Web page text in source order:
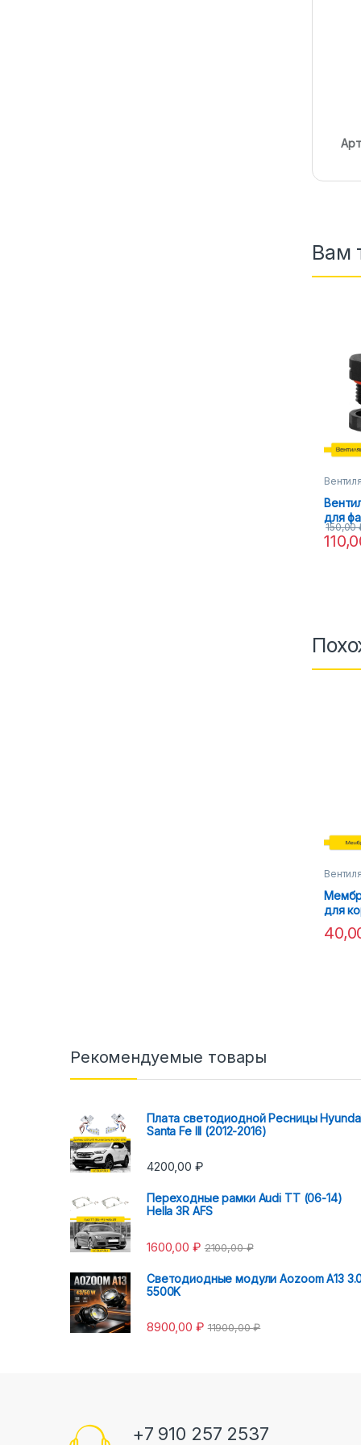
Вам
для
150,00
для
Рекомендуемые товары
Плата светодиодной Ресницы
Santa Fe III (2012-2016)
4200,00 ₽
Переходные рамки Audi TT (06-14)
Hella 3R AFS
1600,00 ₽ 2100,00₽
Светодиодные модули Aozoom A13
5500K
8900,00 ₽ 11900,00₽
+7 910 257 2537